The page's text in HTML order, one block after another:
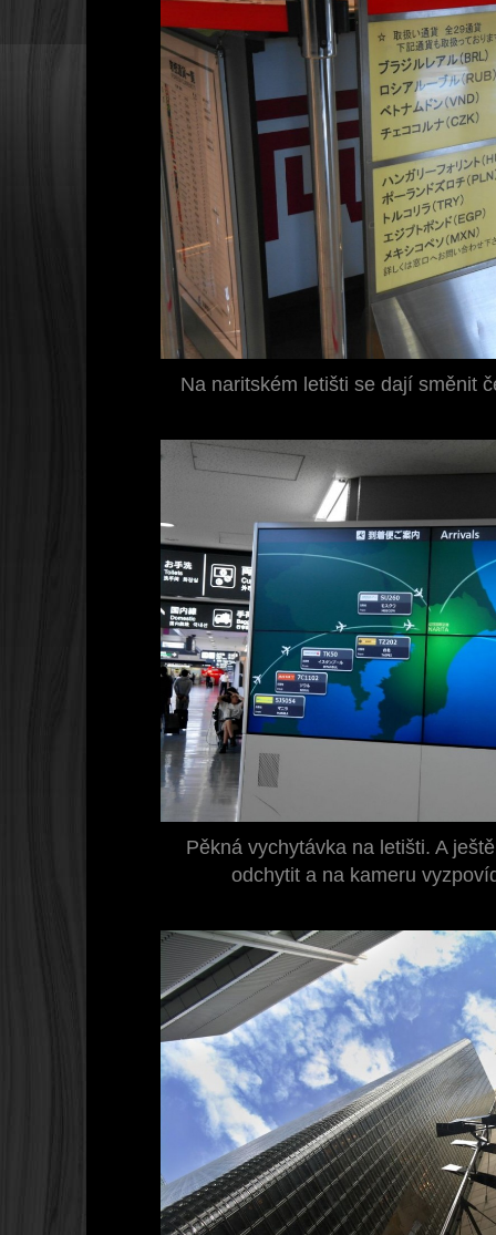
Na naritském letišti se dají směnit
Pěkná vychytávka na letišti. A
odchytit a na kameru